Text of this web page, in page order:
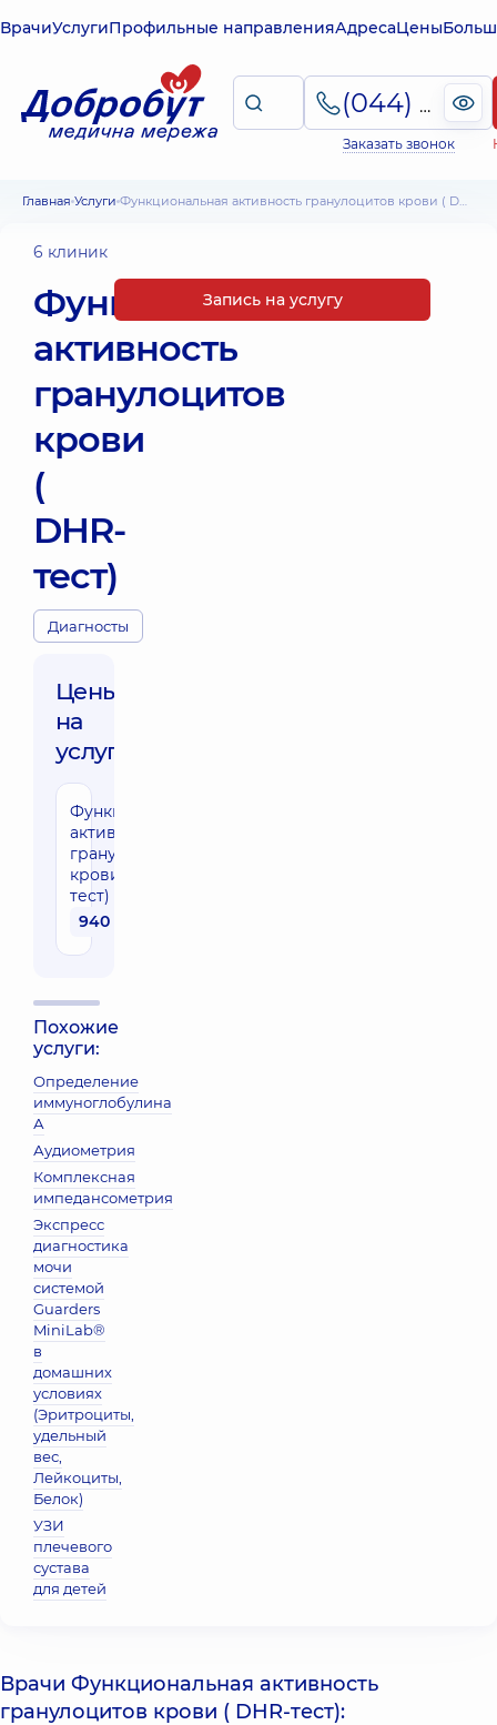
ВрачиУслугиПрофильные направленияАдресаЦены
(044) 495-2-888
Заказать звонок
Главная Услуги Функциональная активность гранулоцитов крови ( DHR-тест)
6 клиник
Функциональная
активность
гранулоцитов
крови
(
DHR-
тест)
Диагносты
Цены
на
услуги:
Функциональная
активность
гранулоцитов
крови (DHR-
тест)
940 грн
Похожие
услуги:
Определение
иммуноглобулина
А
Аудиометрия
Комплексная
импедансометрия
Экспресс
диагностика
мочи
системой
Guarders
MiniLab®
в
домашних
условиях
(Эритроциты,
удельный
вес,
Лейкоциты,
Белок)
УЗИ
плечевого
сустава
для детей
Запись на услугу
Врачи Функциональная активность
гранулоцитов крови ( DHR-тест):